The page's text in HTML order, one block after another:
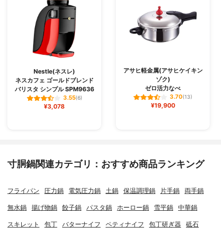
Nestle(ネスレ)
ネスカフェ ゴールドブレンド
バリスタ シンプル SPM9636
3.55(6)
¥3,078
アサヒ軽金属(アサヒケイキン
ゾク)
ゼロ活力なべ
3.70(13)
¥19,900
寸胴鍋関連カテゴリ：おすすめ商品ランキング
フライパン 圧力鍋 電気圧力鍋 土鍋 保温調理鍋 片手鍋 両手鍋
無水鍋 揚げ物鍋 餃子鍋 パスタ鍋 ホーロー鍋 雪平鍋 中華鍋
スキレット 包丁 バターナイフ ペティナイフ 包丁研ぎ器 砥石